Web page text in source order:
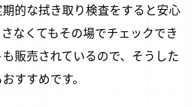
的な拭き取り検査をすると安心
なくてもその場でチェックでき
販売されているので、そうした
すすめです。